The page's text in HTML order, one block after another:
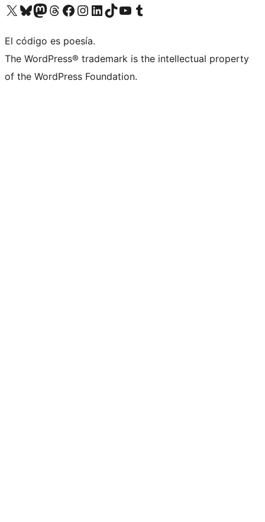
Visit our X (formerly Twitter) account
Visit our Bluesky account
Visita nuestra cuenta de Twitter
Visit our Threads account
Visita nuestra página de Facebook
Visite nuestra cuenta de Instagram
Visit our LinkedIn account
Visit our TikTok account
Visit our YouTube channel
Visit our Tumblr account
El código es poesía.
The WordPress® trademark is the intellectual property
of the WordPress Foundation.